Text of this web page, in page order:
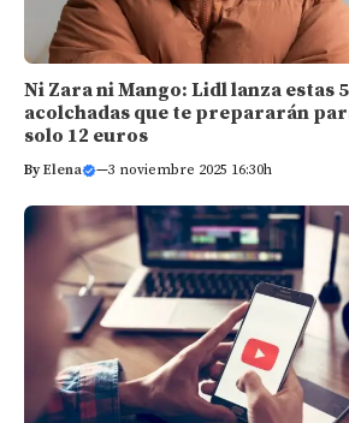
Ni Zara ni Mango: Lidl lanza estas
acolchadas que te prepararán
solo 12 euros
ByElena —3 noviembre 2025 16:30h